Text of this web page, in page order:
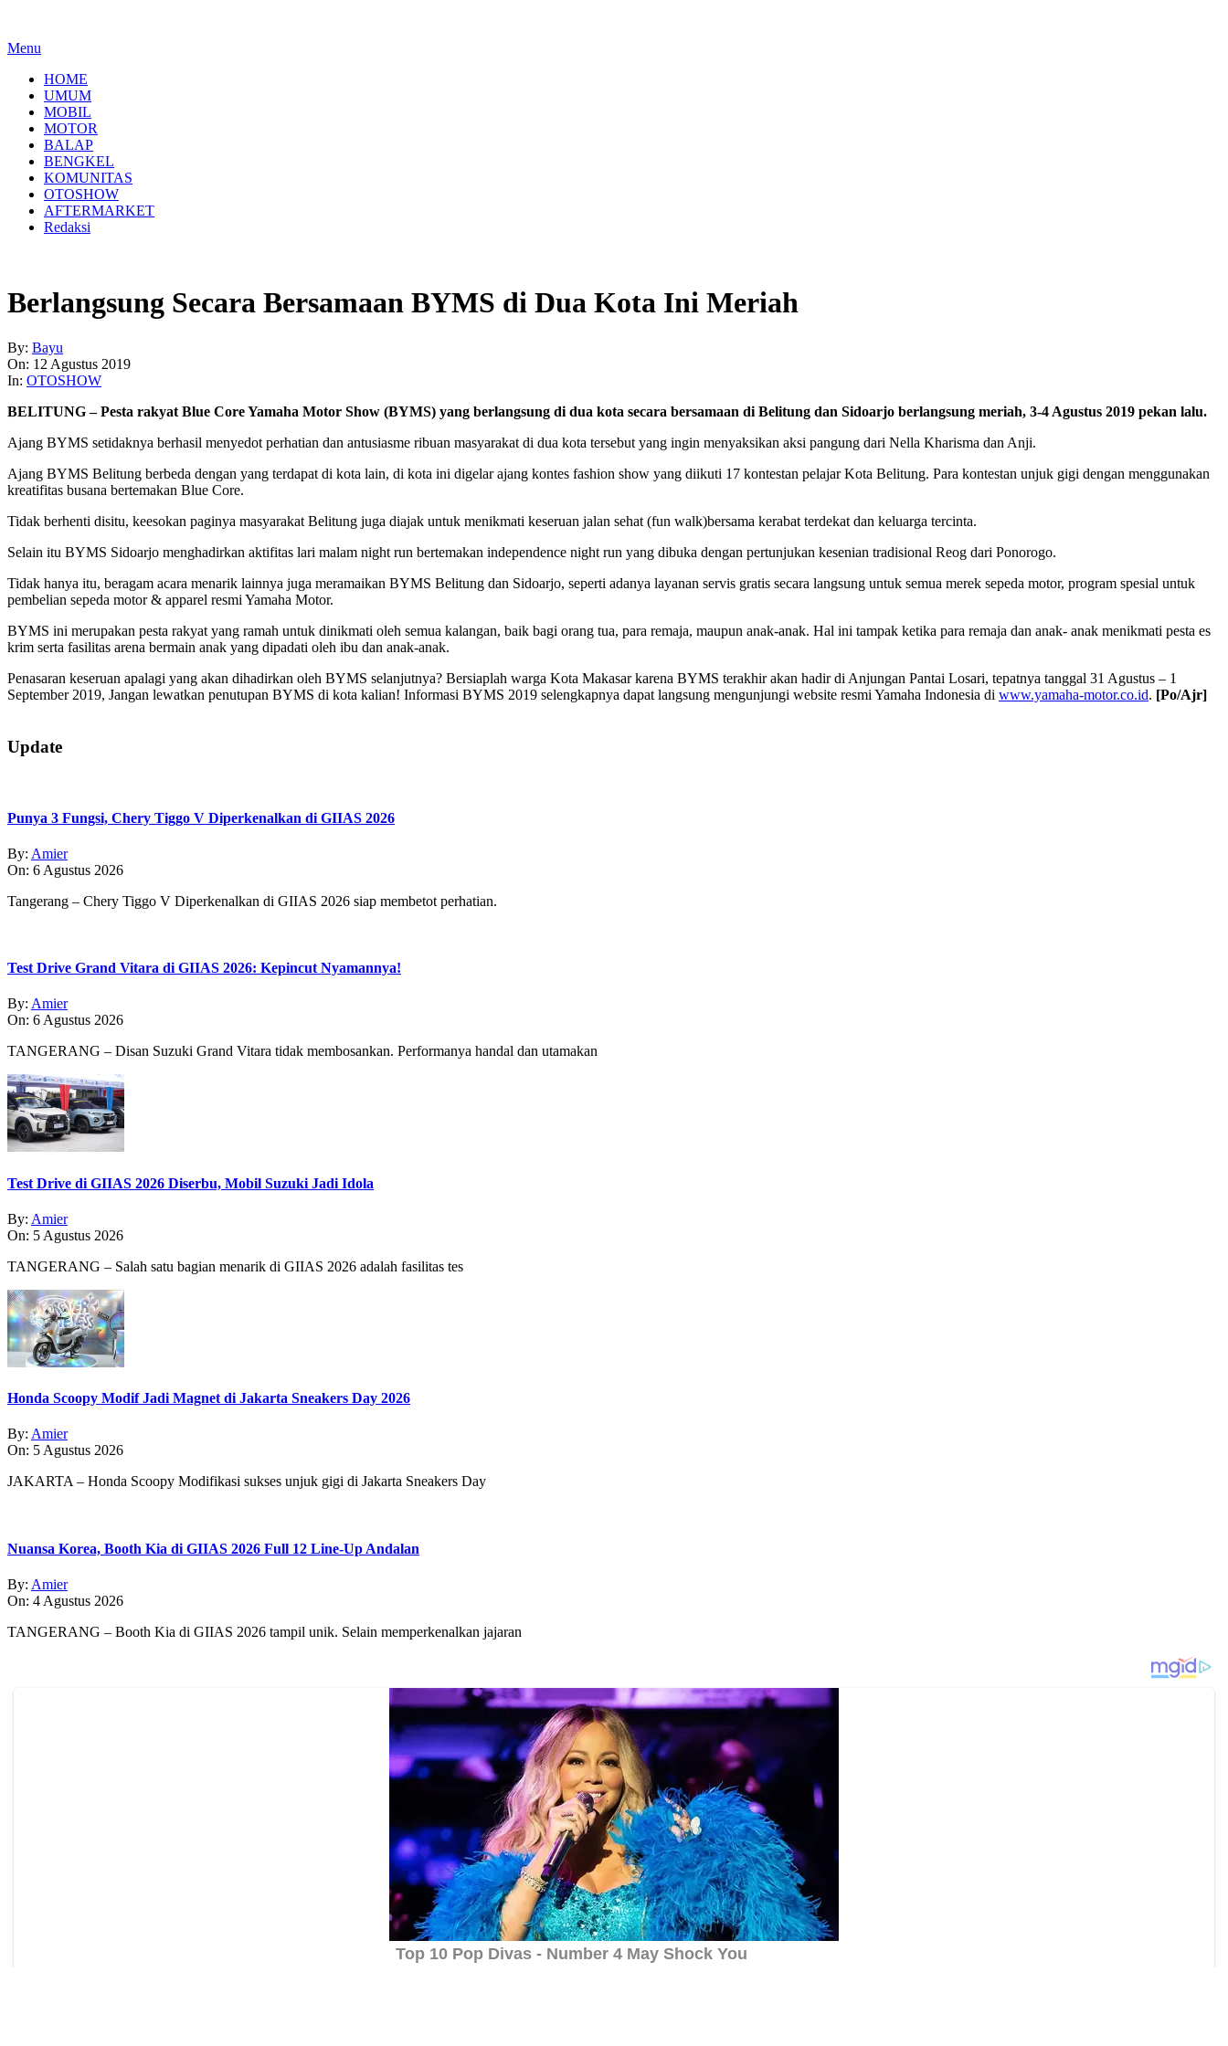
Menu
HOME
UMUM
MOBIL
MOTOR
BALAP
BENGKEL
KOMUNITAS
OTOSHOW
AFTERMARKET
Redaksi
Berlangsung Secara Bersamaan BYMS di Dua Kota Ini Meriah
By: Bayu
On: 12 Agustus 2019
In: OTOSHOW
BELITUNG – Pesta rakyat Blue Core Yamaha Motor Show (BYMS) yang berlangsung di dua kota secara bersamaan di Belitung dan Sidoarjo berlangsung meriah, 3-4 Agustus 2019 pekan lalu.
Ajang BYMS setidaknya berhasil menyedot perhatian dan antusiasme ribuan masyarakat di dua kota tersebut yang ingin menyaksikan aksi pangung dari Nella Kharisma dan Anji.
Ajang BYMS Belitung berbeda dengan yang terdapat di kota lain, di kota ini digelar ajang kontes fashion show yang diikuti 17 kontestan pelajar Kota Belitung. Para kontestan unjuk gigi dengan menggunakan
kreatifitas busana bertemakan Blue Core.
Tidak berhenti disitu, keesokan paginya masyarakat Belitung juga diajak untuk menikmati keseruan jalan sehat (fun walk)bersama kerabat terdekat dan keluarga tercinta.
Selain itu BYMS Sidoarjo menghadirkan aktifitas lari malam night run bertemakan independence night run yang dibuka dengan pertunjukan kesenian tradisional Reog dari Ponorogo.
Tidak hanya itu, beragam acara menarik lainnya juga meramaikan BYMS Belitung dan Sidoarjo, seperti adanya layanan servis gratis secara langsung untuk semua merek sepeda motor, program spesial untuk
pembelian sepeda motor & apparel resmi Yamaha Motor.
BYMS ini merupakan pesta rakyat yang ramah untuk dinikmati oleh semua kalangan, baik bagi orang tua, para remaja, maupun anak-anak. Hal ini tampak ketika para remaja dan anak- anak menikmati pesta es
krim serta fasilitas arena bermain anak yang dipadati oleh ibu dan anak-anak.
Penasaran keseruan apalagi yang akan dihadirkan oleh BYMS selanjutnya? Bersiaplah warga Kota Makasar karena BYMS terakhir akan hadir di Anjungan Pantai Losari, tepatnya tanggal 31 Agustus – 1
September 2019, Jangan lewatkan penutupan BYMS di kota kalian! Informasi BYMS 2019 selengkapnya dapat langsung mengunjungi website resmi Yamaha Indonesia di www.yamaha-motor.co.id. [Po/Ajr]
08-
12
Update
Punya 3 Fungsi, Chery Tiggo V Diperkenalkan di GIIAS 2026
By: Amier
On: 6 Agustus 2026
Tangerang – Chery Tiggo V Diperkenalkan di GIIAS 2026 siap membetot perhatian.
Test Drive Grand Vitara di GIIAS 2026: Kepincut Nyamannya!
By: Amier
On: 6 Agustus 2026
TANGERANG – Disan Suzuki Grand Vitara tidak membosankan. Performanya handal dan utamakan
Test Drive di GIIAS 2026 Diserbu, Mobil Suzuki Jadi Idola
By: Amier
On: 5 Agustus 2026
TANGERANG – Salah satu bagian menarik di GIIAS 2026 adalah fasilitas tes
Honda Scoopy Modif Jadi Magnet di Jakarta Sneakers Day 2026
By: Amier
On: 5 Agustus 2026
JAKARTA – Honda Scoopy Modifikasi sukses unjuk gigi di Jakarta Sneakers Day
Nuansa Korea, Booth Kia di GIIAS 2026 Full 12 Line-Up Andalan
By: Amier
On: 4 Agustus 2026
TANGERANG – Booth Kia di GIIAS 2026 tampil unik. Selain memperkenalkan jajaran